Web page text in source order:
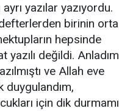
yazılar yazıyordu.
birinin orta
hepsinde
yazılı değildi. Anladım
ve Allah eve
duygulandım,
için dik durmamı